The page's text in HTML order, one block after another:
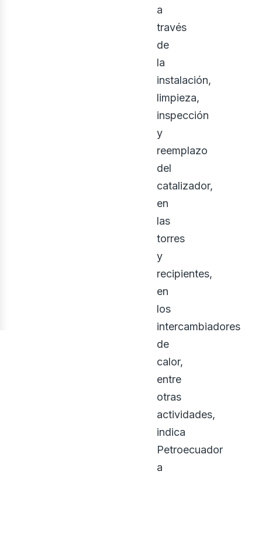
a
través
de
la
instalación,
limpieza,
inspección
y
reemplazo
del
catalizador,
en
las
torres
y
recipientes,
en
los
intercambiadores
de
calor,
entre
otras
actividades,
indica
Petroecuador
a